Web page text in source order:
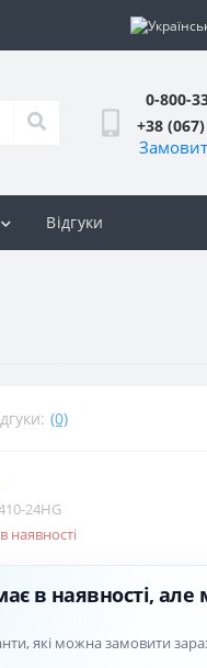
0-800-
+38
Відгуки
(0)
24HG
наявності
в наявності,
які можна замовити